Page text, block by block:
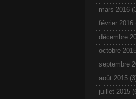
mars 2016
février 2016
décembre
octobre
septembre
août 2015
juillet 2015